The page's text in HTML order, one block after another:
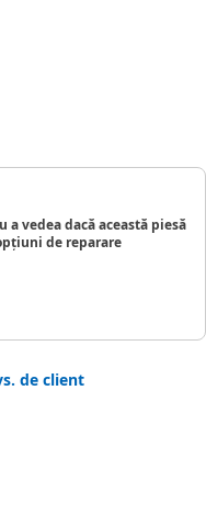
vedea dacă această piesă
de reparare
de client